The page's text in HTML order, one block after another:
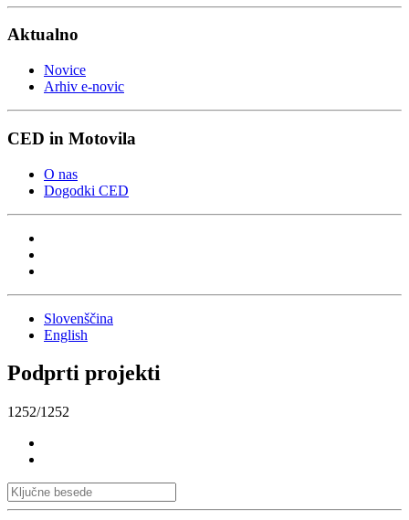
Aktualno
Novice
Arhiv e-novic
CED in Motovila
O nas
Dogodki CED
Slovenščina
English
Podprti projekti
1252/1252